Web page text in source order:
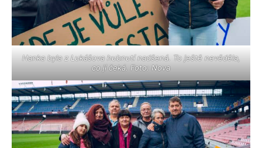
Hanka byla z Lukášova hubnutí nadšená. To ještě nevěděla,
co jí čeká. Foto: Nova